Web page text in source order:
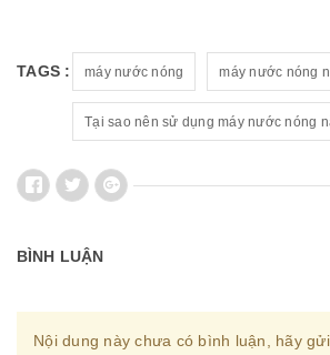
TAGS : máy nước nóng máy nước nóng
Tại sao nên sử dụng máy nước nóng
BÌNH LUẬN
Nội dung này chưa có bình luận, hãy